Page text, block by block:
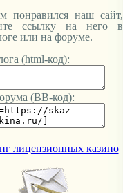
понравился наш сайт,
ссылку на него в
или на форуме.
(html-код):
(ВВ-код):
лицензионных казино